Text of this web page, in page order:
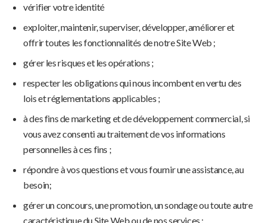
vérifier votre identité
exploiter, maintenir, superviser, développer, améliorer et
offrir toutes les fonctionnalités de notre Site Web ;
gérer les risques et les opérations ;
respecter les obligations qui nous incombent en vertu des
lois et réglementations applicables ;
à des fins de marketing et de développement commercial, si
vous avez consenti au traitement de vos informations
personnelles à ces fins ;
répondre à vos questions et vous fournir une assistance, au
besoin;
gérer un concours, une promotion, un sondage ou toute autre
caractéristique du Site Web ou de nos services ;